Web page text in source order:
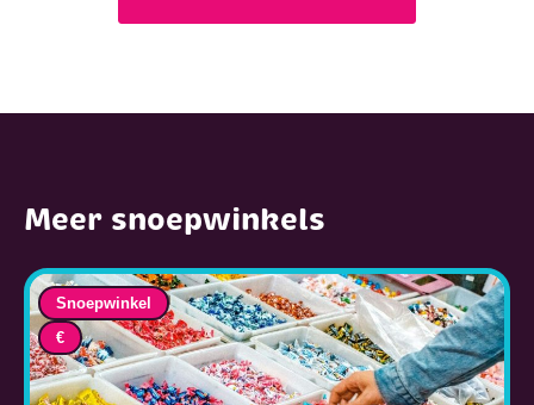
Meer snoepwinkels
Snoepwinkel
€